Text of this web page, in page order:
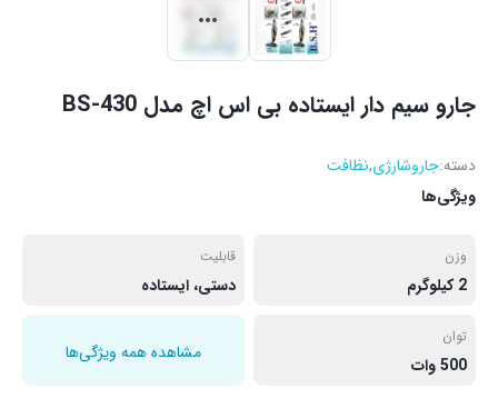
جارو سیم دار ایستاده بی اس اچ مدل BS-430
دسته:جاروشارژی,نظافت
ویژگی‌ها
وزن
2 کیلوگرم
قابلیت
دستی، ایستاده
توان
500 وات
مشاهده همه ویژگی‌ها